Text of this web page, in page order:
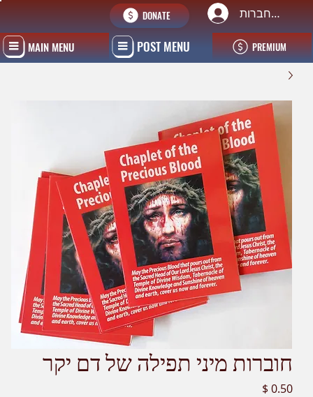
POST MENU
להתחברות
MAIN MENU PREMIUM
DONATE
חוברות מיני תפילה של דם יקר
‏0.50 ‏$